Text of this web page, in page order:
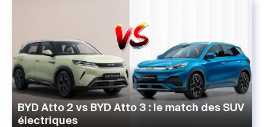
BYD Atto 2 vs BYD Atto 3 : le match des SUV
électriques